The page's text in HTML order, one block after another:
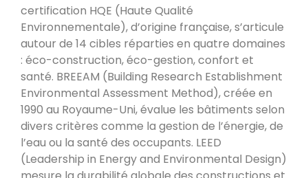
certification HQE (Haute Qualité
Environnementale), d’origine française, s’articule
autour de 14 cibles réparties en quatre domaines
: éco-construction, éco-gestion, confort et
santé. BREEAM (Building Research Establishment
Environmental Assessment Method), créée en
1990 au Royaume-Uni, évalue les bâtiments selon
divers critères comme la gestion de l’énergie, de
l’eau ou la santé des occupants. LEED
(Leadership in Energy and Environmental Design)